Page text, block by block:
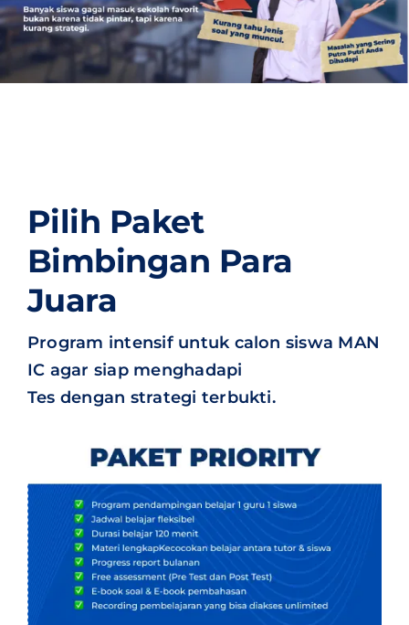
Pilih Paket
Bimbingan Para
Juara
Program intensif untuk calon siswa MAN
IC agar siap menghadapi
Tes dengan strategi terbukti.